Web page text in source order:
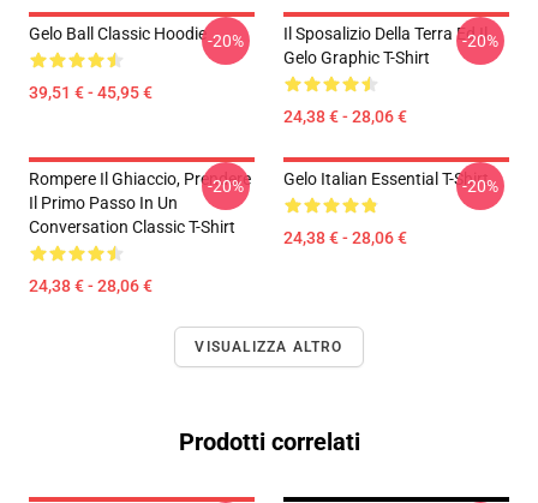
Gelo Ball Classic Hoodie
39,51 € - 45,95 €
-20%
Il Sposalizio Della Terra Ed Il
Gelo Graphic T-Shirt
24,38 € - 28,06 €
-20%
Rompere Il Ghiaccio, Prendere
Il Primo Passo In Un
Conversation Classic T-Shirt
24,38 € - 28,06 €
-20% Gelo Italian Essential T-Shirt
24,38 € - 28,06 €
-20%
VISUALIZZA ALTRO
Prodotti correlati